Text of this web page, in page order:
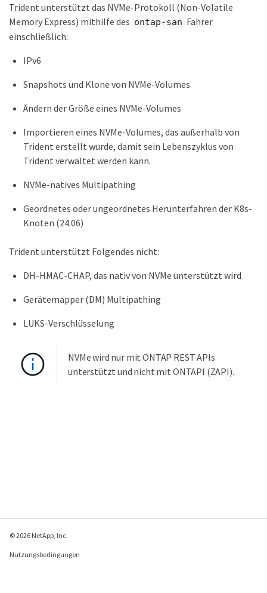
Trident unterstützt das NVMe-Protokoll (Non-Volatile
Memory Express) mithilfe des ontap-san Fahrer
einschließlich:
IPv6
Snapshots und Klone von NVMe-Volumes
Ändern der Größe eines NVMe-Volumes
Importieren eines NVMe-Volumes, das außerhalb von
Trident erstellt wurde, damit sein Lebenszyklus von
Trident verwaltet werden kann.
NVMe-natives Multipathing
Geordnetes oder ungeordnetes Herunterfahren der K8s-
Knoten (24.06)
Trident unterstützt Folgendes nicht:
DH-HMAC-CHAP, das nativ von NVMe unterstützt wird
Gerätemapper (DM) Multipathing
LUKS-Verschlüsselung
NVMe wird nur mit ONTAP REST APIs
unterstützt und nicht mit ONTAPI (ZAPI).
© 2026 NetApp, Inc.
Nutzungsbedingungen